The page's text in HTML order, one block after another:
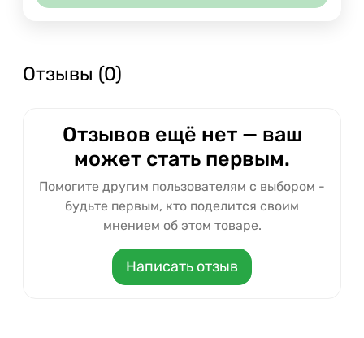
Отзывы (0)
Отзывов ещё нет — ваш
может стать первым.
Помогите другим пользователям с выбором -
будьте первым, кто поделится своим
мнением об этом товаре.
Написать отзыв